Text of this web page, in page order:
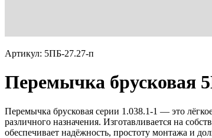
Артикул: 5ПБ-27.27-п
Перемычка брусковая
Перемычка брусковая серии 1.038.1-1 — это
различного назначения. Изготавливается на
обеспечивает надёжность, простоту монтажа и